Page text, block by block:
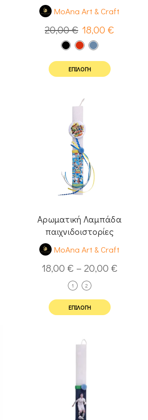
MoAna Art & Craft
20,00€ 18,00€
ΕΠΙΛΟΓΉ
Αρωματική Λαμπάδα
παιχνιδοιστορίες
MoAna Art & Craft
18,00 € – 20,00 €
1 2
ΕΠΙΛΟΓΉ